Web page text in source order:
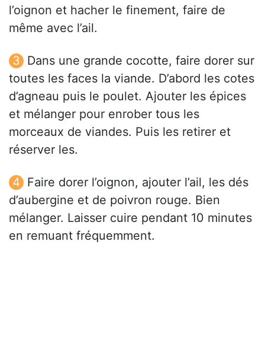
l’oignon et hacher le finement, faire de
même avec l’ail.
Dans une grande cocotte, faire dorer sur
toutes les faces la viande. D’abord les cotes
d’agneau puis le poulet. Ajouter les épices
et mélanger pour enrober tous les
morceaux de viandes. Puis les retirer et
réserver les.
Faire dorer l’oignon, ajouter l’ail, les dés
d’aubergine et de poivron rouge. Bien
mélanger. Laisser cuire pendant 10 minutes
en remuant fréquemment.